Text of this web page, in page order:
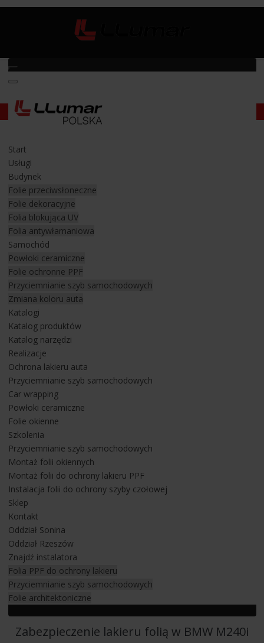
Start
Usługi
Budynek
Folie przeciwsłoneczne
Folie dekoracyjne
Folia blokująca UV
Folia antywłamaniowa
Samochód
Powłoki ceramiczne
Folie ochronne PPF
Przyciemnianie szyb samochodowych
Zmiana koloru auta
Katalogi
Katalog produktów
Katalog narzędzi
Realizacje
Ochrona lakieru auta
Przyciemnianie szyb samochodowych
Car wrapping
Powłoki ceramiczne
Folie okienne
Szkolenia
Przyciemnianie szyb samochodowych
Montaż folii okiennych
Montaż folii do ochrony lakieru PPF
Instalacja folii do ochrony szyby czołowej
Sklep
Kontakt
Oddział Sonina
Oddział Rzeszów
Znajdź instalatora
Folia PPF do ochrony lakieru
Przyciemnianie szyb samochodowych
Folie architektoniczne
Ochrona lakieru samochodowego
Ochronna lakieru BMW M240i najlepszą
Ten najnowszy model sportowego BMW serii 2, w
najmocniejszym obecnie wydaniu M240i, zaraz po wyjeździe z
salonu BMW dotarł do nas na
ochronną typu PPF
auta nie chciał zwlekać i wybrał najbardziej odpowiedni
moment na zabezpieczenie swojego samochodu, czyli
moment, gdy auto jest nowe, a powłoka lakiernicza w jak
najlepszym stanie bez uszkodzeń.
Dla wielu klientów wykonujemy usługę ochrony lakieru folią
PPF jeszcze przed odebraniem auta z salonu. Dzięki takiej
usłudze klient odbierający auto ma już je perfekcyjnie
zabezpieczone od pierwszej jazdy. Nasz niezwykle
doświadczony zespół specjalistów instalatorów od folii jest
wstanie zabezpieczyć każde auto w sposób perfekcyjny.
BMW M240i zostało w całości zabezpieczone najbardziej
zaawansowaną
ochronną VALOR z 12 letnią gwarancją producenta.
Dodatkowo na felgi trafiła dedykowana
Z kolei na tapicerkę skórzaną trafiła
do skór . Dzięki szeregowi tych zabiegów BMW M240i będzie
cieszyć oko właściciela nieskazitelnym wyglądem. Realizacja
została wykonana przez nasz rzeszowski oddział.
Jesteś zainteresowany ochroną lakieru na aucie lub
przyciemnianiem szyb samochodowych?
Zapraszamy doKONTAKTU
Zabezpieczenie lakieru folią w BMW M240i